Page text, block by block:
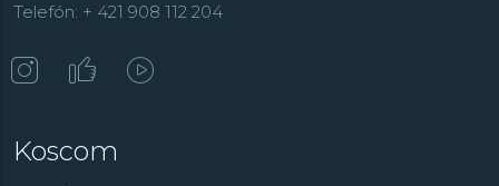
Telefón: + 421 908 112 204
Koscom